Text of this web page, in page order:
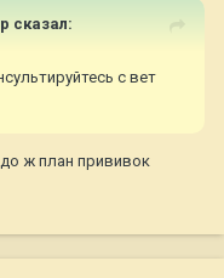
сказал:
с вет
ж план прививок